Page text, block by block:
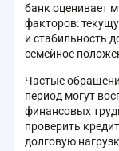
банк оценивает
факторов:
и стабильность
семейное
Частые
период могут
финансовых
проверить
долговую